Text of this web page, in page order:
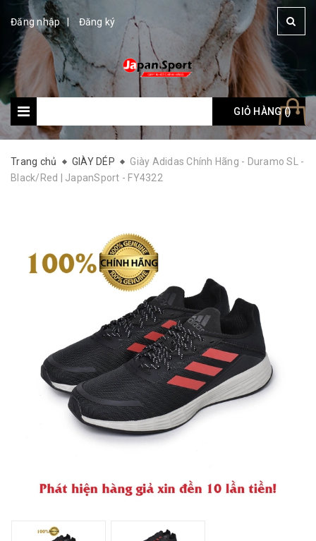
Đăng nhập Đăng ký
Giỏ hàng: ()
GIỎ HÀNG ()
Trang chủ GIÀY DÉP
Giày Adidas Chính Hãng - Duramo SL -
Black/Red | JapanSport - FY4322